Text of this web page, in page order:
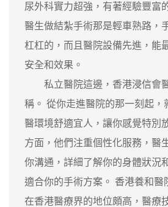
尿外科實力超強，有著經驗豐富
醫生做結紮手術那是輕車熟路，
杠杠的，而且醫院設備先進，能
安全和效果。
私立醫院這邊，香港浸信會
稱。 從你走進醫院的那一刻起，
醫環境舒適宜人，讓你感覺特別
方面，他們注重個性化服務，醫
你溝通，詳細了解你的身體狀況
適合你的手術方案。 香港養和醫
在香港醫療界的地位頗高，醫療